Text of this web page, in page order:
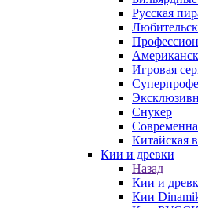
Русская
Игровая
Снукер
Китайская
Кии и древки
Назад
Кии и
Кии